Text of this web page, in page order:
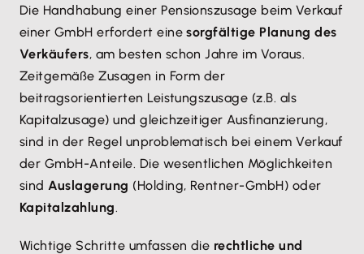
Die Handhabung einer Pensionszusage beim Verkauf
einer GmbH erfordert einesorgfältige Planung des
Verkäufers, am besten schon Jahre im Voraus.
Zeitgemäße Zusagen in Form der
beitragsorientierten Leistungszusage (z.B. als
Kapitalzusage) und gleichzeitiger Ausfinanzierung,
sind in der Regel unproblematisch bei einem Verkauf
der GmbH-Anteile. Die wesentlichen Möglichkeiten
sindAuslagerung (Holding, Rentner-GmbH) oder
Kapitalzahlung.
Wichtige Schritte umfassen die rechtliche und